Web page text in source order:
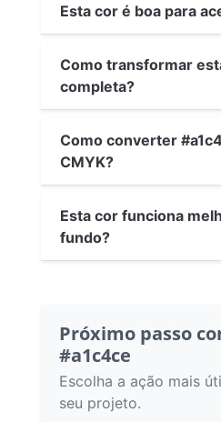
Esta cor é boa para
Como transformar
completa?
Como converter
CMYK?
Esta cor funciona
fundo?
Próximo passo
#a1c4ce
Escolha a ação mais
seu projeto.